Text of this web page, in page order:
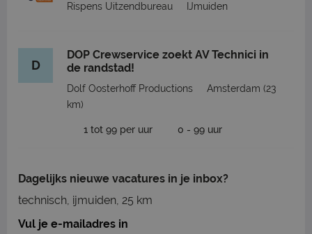
Rispens Uitzendbureau IJmuiden
D
DOP Crewservice zoekt AV Technici in
de randstad!
Dolf Oosterhoff Productions Amsterdam (23
km)
1 tot 99 per uur 0 - 99 uur
Dagelijks nieuwe vacatures in je inbox?
technisch, ijmuiden, 25 km
Vul je e-mailadres in